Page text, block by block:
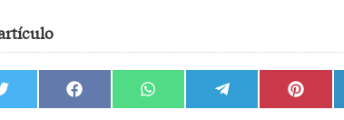
Compartir
en
Compartir
en
Compartir
en
Compartir
en
Compartir
en